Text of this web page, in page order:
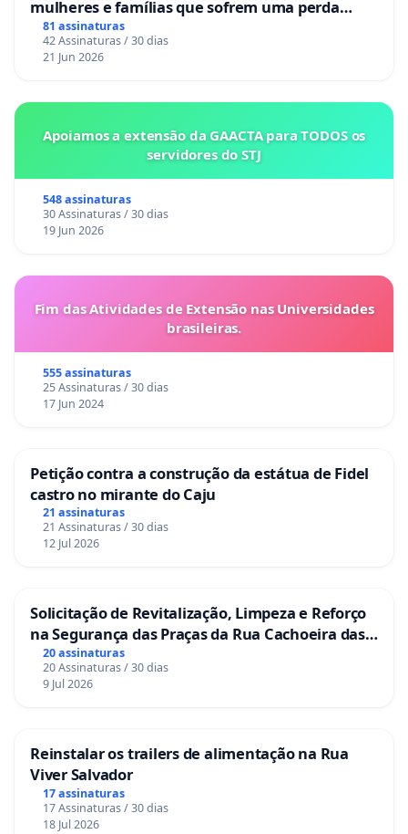
mulheres e famílias que sofrem uma perda
gestacional nos hospitais portugueses
81 assinaturas
42 Assinaturas / 30 dias
21 Jun 2026
Apoiamos a extensão da GAACTA para TODOS os
servidores do STJ
548 assinaturas
30 Assinaturas / 30 dias
19 Jun 2026
Fim das Atividades de Extensão nas Universidades
brasileiras.
555 assinaturas
25 Assinaturas / 30 dias
17 Jun 2024
Petição contra a construção da estátua de Fidel
castro no mirante do Caju
21 assinaturas
21 Assinaturas / 30 dias
12 Jul 2026
Solicitação de Revitalização, Limpeza e Reforço
na Segurança das Praças da Rua Cachoeira das
Sete Ilhas
20 assinaturas
20 Assinaturas / 30 dias
9 Jul 2026
Reinstalar os trailers de alimentação na Rua
Viver Salvador
17 assinaturas
17 Assinaturas / 30 dias
18 Jul 2026